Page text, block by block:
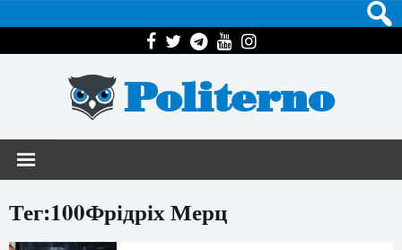
Politerno
Тег:100Фрідріх Мерц